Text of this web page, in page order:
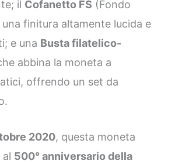
il Cofanetto FS (Fondo
finitura altamente lucida e
e una Busta filatelico-
abbina la moneta a
offrendo un set da
2020, questa moneta
500° anniversario della